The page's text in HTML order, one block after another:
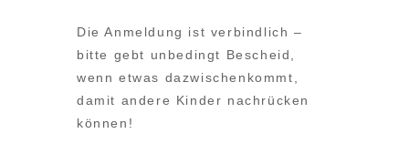
Die Anmeldung ist verbindlich –
bitte gebt unbedingt Bescheid,
wenn etwas dazwischenkommt,
damit andere Kinder nachrücken
können!